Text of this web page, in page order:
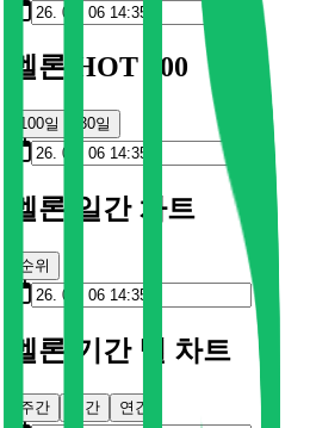
멜론 HOT 100
100일 30일
멜론 일간 차트
순위
멜론 기간 별 차트
주간 월간 연간